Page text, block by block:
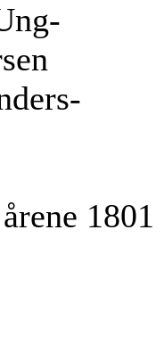
1801